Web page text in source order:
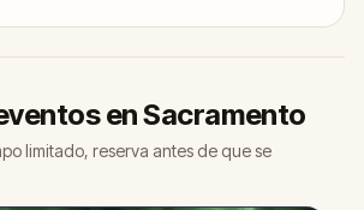
en Sacramento
limitado, reserva antes de que se